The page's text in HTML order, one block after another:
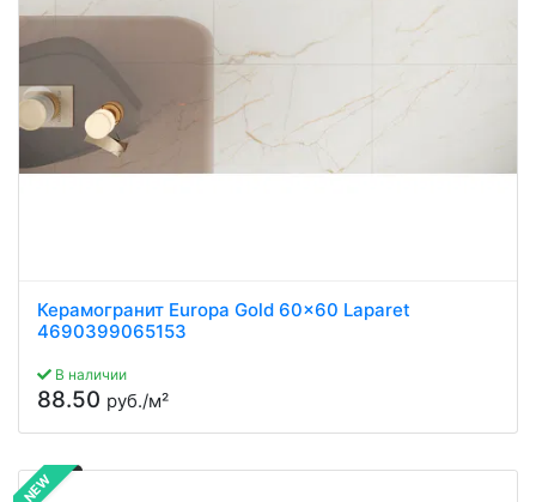
Керамогранит Europa Gold 60x60 Laparet
4690399065153
В наличии
88.50 руб./м²
NEW